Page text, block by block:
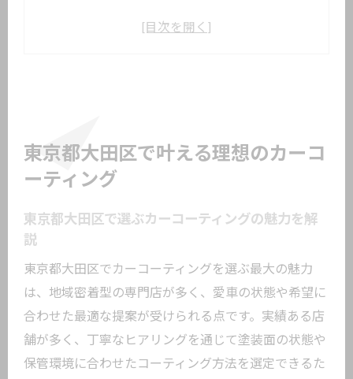
車コーティングおすすめ店の見極め方を
伝授
理想のカーコーティングを叶えるための
下調べ
を比較
コスパ重視派に最適なカーコーティングの選
び方
コスパ重視で選ぶカーコーティングの基
準とは
東京都大田区で叶える理想のカーコ
ーティング
東京都大田区で選ぶカーコーティングの魅力を解
説
東京都大田区でカーコーティングを選ぶ最大の魅力
は、地域密着型の専門店が多く、愛車の状態や希望に
合わせた最適な提案が受けられる点です。実績ある店
舗が多く、丁寧なヒアリングを通じて塗装面の状態や
保管環境に合わせたコーティング方法を選定できるた